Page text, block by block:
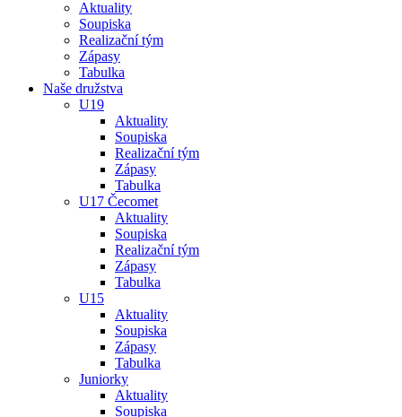
Aktuality
Soupiska
Realizační tým
Zápasy
Tabulka
Naše družstva
U19
Aktuality
Soupiska
Realizační tým
Zápasy
Tabulka
U17 Čecomet
Aktuality
Soupiska
Realizační tým
Zápasy
Tabulka
U15
Aktuality
Soupiska
Zápasy
Tabulka
Juniorky
Aktuality
Soupiska